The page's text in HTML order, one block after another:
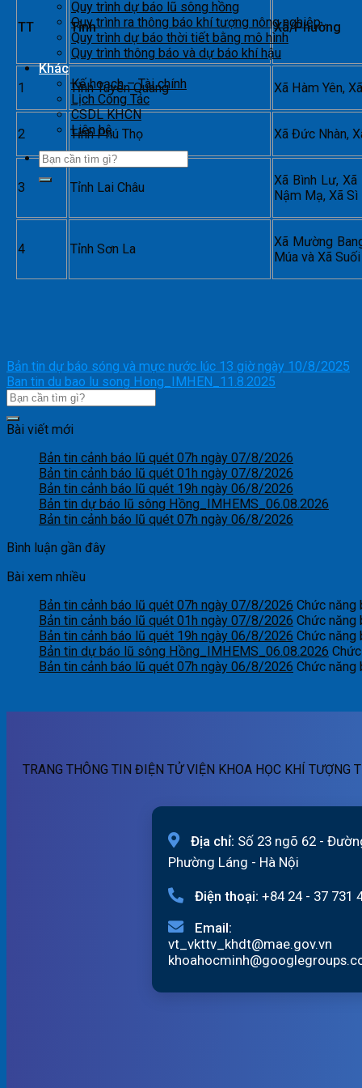
Quy trình dự báo lũ sông hồng
Quy trình ra thông báo khí tượng nông nghiệp
Quy trình dự báo thời tiết bằng mô hình
Quy trình thông báo và dự báo khí hậu
Khác
Kế hoạch – Tài chính
Lịch Công Tác
CSDL KHCN
Liên hệ
TT Tỉnh Xã/Phường
1 Tỉnh Tuyên Quang Xã Hàm Yên,
2 Tỉnh Phú Thọ Xã Đức Nhàn,
3 Tỉnh Lai Châu
Xã Bình Lư,
Nậm Mạ, Xã Sì
4 Tỉnh Sơn La
Xã Mường
Múa và Xã
Bản tin dự báo sóng và mực nước lúc 13 giờ ngày 10/8/2025
Ban tin du bao lu song Hong_IMHEN_11.8.2025
Bài viết mới
Bản tin cảnh báo lũ quét 07h ngày 07/8/2026
Bản tin cảnh báo lũ quét 01h ngày 07/8/2026
Bản tin cảnh báo lũ quét 19h ngày 06/8/2026
Bản tin dự báo lũ sông Hồng_IMHEMS_06.08.2026
Bản tin cảnh báo lũ quét 07h ngày 06/8/2026
Bình luận gần đây
Bài xem nhiều
Bản tin cảnh báo lũ quét 07h ngày 07/8/2026 Chức năng
Bản tin cảnh báo lũ quét 01h ngày 07/8/2026 Chức năng
Bản tin cảnh báo lũ quét 19h ngày 06/8/2026 Chức năng
Bản tin dự báo lũ sông Hồng_IMHEMS_06.08.2026
Bản tin cảnh báo lũ quét 07h ngày 06/8/2026 Chức năng
TRANG THÔNG TIN ĐIỆN TỬ VIỆN KHOA HỌC KHÍ TƯỢNG
Địa chỉ: Số 23 ngõ 62 -
Phường Láng - Hà Nội
Điện thoại: +84 24 - 37 731
Email:
vt_vkttv_khdt@mae.gov.vn